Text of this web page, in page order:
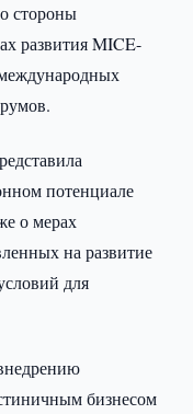
стороны
развития MICE-
потенциале
о мерах
на развитие
для
бизнесом